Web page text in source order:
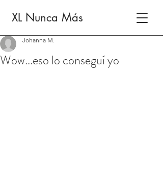
XL Nunca Más
Wow...eso lo conseguí yo
Johanna M.